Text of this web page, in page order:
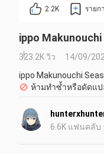
2.2K รายก
ippo Makunouchi
323.2K วิว
14/09/
ippo Makunouchi
ห้ามทำซ้ำหรือดัดแป
6.6K แฟนคลับ